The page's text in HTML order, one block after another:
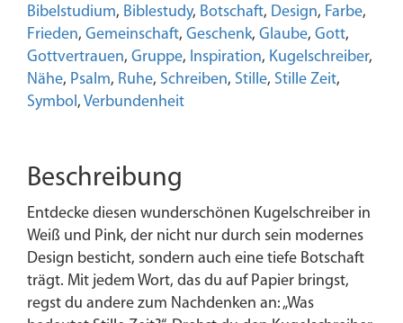
|
Meine
Zeit
steht
in
|
Christlich
|
Bibelstudium
|
Bibelzubehör
|
Bibelstudium, Biblestudy, Botschaft, Design, Farbe,
Frieden, Gemeinschaft, Geschenk, Glaube, Gott,
Gottvertrauen, Gruppe, Inspiration, Kugelschreiber,
Nähe, Psalm, Ruhe, Schreiben, Stille, Stille Zeit,
Symbol, Verbundenheit
Beschreibung
Entdecke diesen wunderschönen Kugelschreiber in
Weiß und Pink, der nicht nur durch sein modernes
Design besticht, sondern auch eine tiefe Botschaft
trägt. Mit jedem Wort, das du auf Papier bringst,
regst du andere zum Nachdenken an: „Was